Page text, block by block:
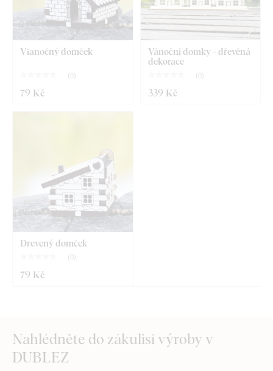
Vianočný domček
( 0)
79 Kč
Vánoční domky - dřevěná
dekorace
( 0)
339 Kč
Drevený domček
( 0)
79 Kč
Nahlédněte do zákulisí výroby v
DUBLEZ